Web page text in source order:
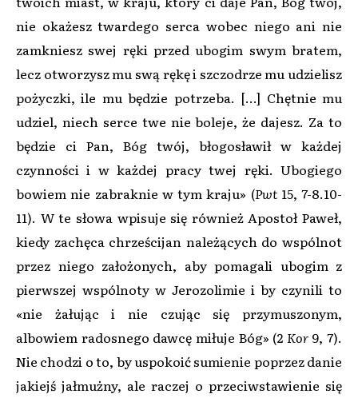
nie okażesz twardego serca wobec niego ani nie
zamkniesz swej ręki przed ubogim swym bratem,
lecz otworzysz mu swą rękę i szczodrze mu udzielisz
pożyczki, ile mu będzie potrzeba. […] Chętnie mu
udziel, niech serce twe nie boleje, że dajesz. Za to
będzie ci Pan, Bóg twój, błogosławił w każdej
czynności i w każdej pracy twej ręki. Ubogiego
bowiem nie zabraknie w tym kraju» (Pwt15, 7-8.10-
11). W te słowa wpisuje się również Apostoł Paweł,
kiedy zachęca chrześcijan należących do wspólnot
przez niego założonych, aby pomagali ubogim z
pierwszej wspólnoty w Jerozolimie i by czynili to
«nie żałując i nie czując się przymuszonym,
albowiem radosnego dawcę miłuje Bóg» (2 Kor9, 7).
Nie chodzi o to, by uspokoić sumienie poprzez danie
jakiejś jałmużny, ale raczej o przeciwstawienie się